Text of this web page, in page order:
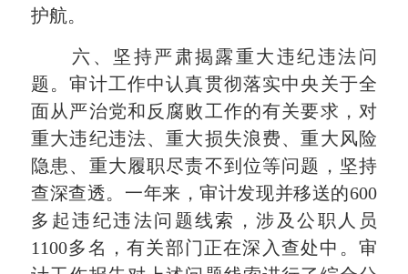
护航。
六、坚持严肃揭露重大违纪违法问
题。审计工作中认真贯彻落实中央关于全
面从严治党和反腐败工作的有关要求，对
重大违纪违法、重大损失浪费、重大风险
隐患、重大履职尽责不到位等问题，坚持
查深查透。一年来，审计发现并移送的600
多起违纪违法问题线索，涉及公职人员
1100多名，有关部门正在深入查处中。审